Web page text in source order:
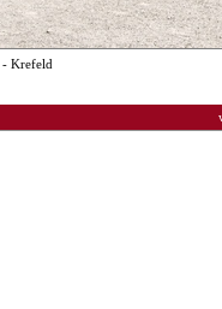
- Krefeld